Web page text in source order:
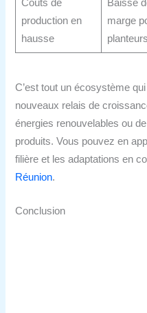
Coûts de
production en
hausse
Baisse
marge
planteurs
C’est tout un écosystème
nouveaux relais de
énergies renouvelables ou
produits. Vous pouvez en
filière et les adaptations en
Réunion.
Conclusion